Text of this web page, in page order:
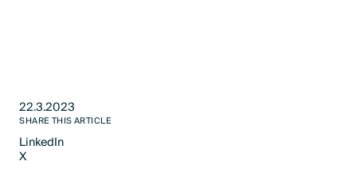
22.3.2023
SHARE THIS ARTICLE
LinkedIn
LinkedIn
X